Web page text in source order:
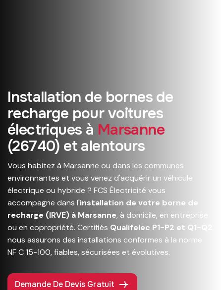
Installation de bornes de
recharge pour voitures
électriques à Marsanne
(26740) et alentours
Vous habitez à Marsanne ou dans les communes
environnantes et vous venez d'acquérir un véhicule
électrique ou hybride ? FCS Électricité vous
accompagne dans l'installation de votre borne de
recharge (IRVE) à Marsanne, à domicile, en entreprise
ou en copropriété. Certifiés Qualifelec P1-P2 et Q1-Q2
nous assurons des installations conformes à la norme
NF C 15-100, fiables, sécurisées et évolutives.
Demande De Devis Gratuit